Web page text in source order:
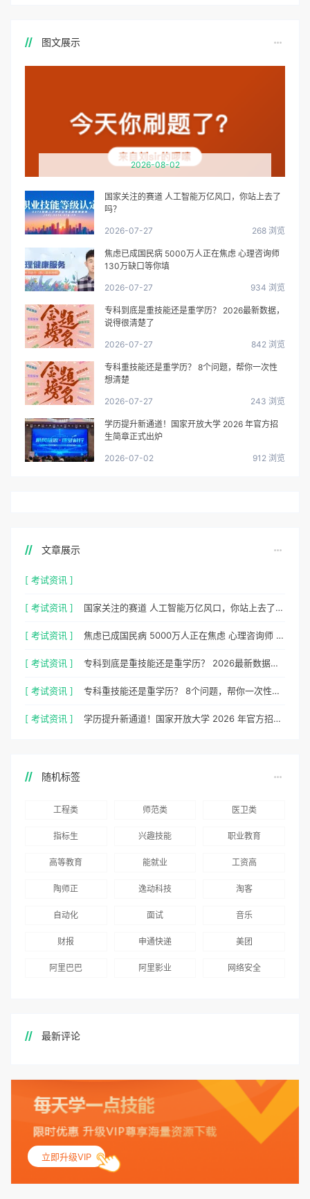
图文展示
2026-08-02
国家关注的赛道 人工智能万亿风口，你站上去了
吗？
2026-07-27 268 浏览
焦虑已成国民病 5000万人正在焦虑 心理咨询师
130万缺口等你填
2026-07-27 934 浏览
专科到底是重技能还是重学历？ 2026最新数据，
说得很清楚了
2026-07-27 842 浏览
专科重技能还是重学历？ 8个问题，帮你一次性
想清楚
2026-07-27 243 浏览
学历提升新通道！国家开放大学 2026 年官方招
生简章正式出炉
2026-07-02 912 浏览
文章展示
[ 考试资讯 ]
[ 考试资讯 ] 国家关注的赛道 人工智能万亿风口，你站上去了吗？
[ 考试资讯 ] 焦虑已成国民病 5000万人正在焦虑 心理咨询师 130万缺口等你填
[ 考试资讯 ] 专科到底是重技能还是重学历？ 2026最新数据，说得很清楚了
[ 考试资讯 ] 专科重技能还是重学历？ 8个问题，帮你一次性想清楚
[ 考试资讯 ] 学历提升新通道！国家开放大学 2026 年官方招生简章正式出炉
随机标签
工程类 师范类 医卫类
指标生 兴趣技能 职业教育
高等教育 能就业 工资高
陶师正 逸动科技 淘客
自动化 面试 音乐
财报 申通快递 美团
阿里巴巴 阿里影业 网络安全
最新评论
立即升级VIP